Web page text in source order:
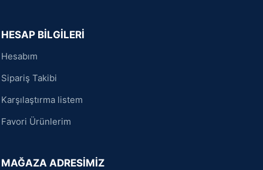
HESAP BİLGİLERİ
Hesabım
Sipariş Takibi
Karşılaştırma listem
Favori Ürünlerim
MAĞAZA ADRESİMİZ